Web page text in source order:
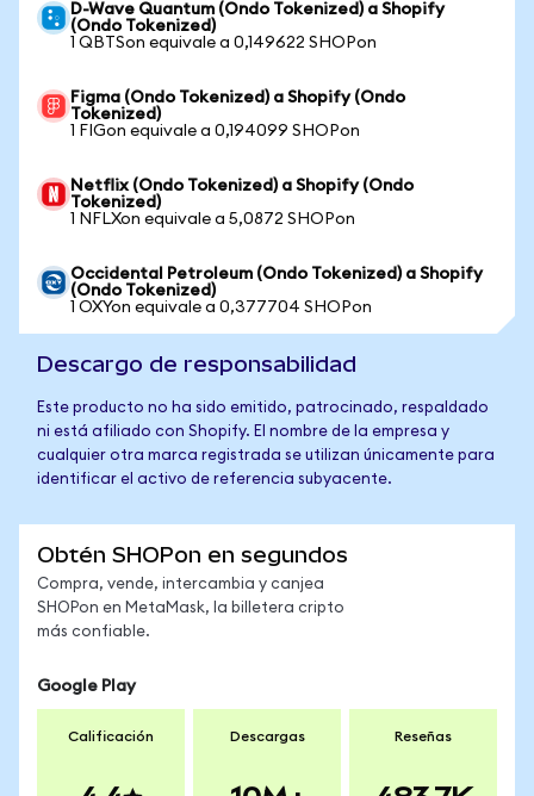
D-Wave Quantum (Ondo Tokenized) a Shopify
(Ondo Tokenized)
1 QBTSon equivale a 0,149622 SHOPon
Figma (Ondo Tokenized) a Shopify (Ondo
Tokenized)
1 FIGon equivale a 0,194099 SHOPon
Netflix (Ondo Tokenized) a Shopify (Ondo
Tokenized)
1 NFLXon equivale a 5,0872 SHOPon
Occidental Petroleum (Ondo Tokenized) a Shopify
(Ondo Tokenized)
1 OXYon equivale a 0,377704 SHOPon
Descargo de responsabilidad
Este producto no ha sido emitido, patrocinado, respaldado
ni está afiliado con Shopify. El nombre de la empresa y
cualquier otra marca registrada se utilizan únicamente para
identificar el activo de referencia subyacente.
Obtén SHOPon en segundos
Compra, vende, intercambia y canjea
SHOPon en MetaMask, la billetera cripto
más confiable.
Google Play
Calificación Descargas Reseñas